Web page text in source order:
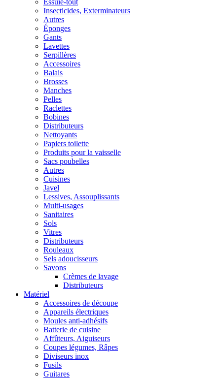
Essuie-tout
Insecticides, Exterminateurs
Autres
Éponges
Gants
Lavettes
Serpillères
Accessoires
Balais
Brosses
Manches
Pelles
Raclettes
Bobines
Distributeurs
Nettoyants
Papiers toilette
Produits pour la vaisselle
Sacs poubelles
Autres
Cuisines
Javel
Lessives, Assouplissants
Multi-usages
Sanitaires
Sols
Vitres
Distributeurs
Rouleaux
Sels adoucisseurs
Savons
Crèmes de lavage
Distributeurs
Matériel
Accessoires de découpe
Appareils électriques
Moules anti-adhésifs
Batterie de cuisine
Affûteurs, Aiguiseurs
Coupes légumes, Râpes
Diviseurs inox
Fusils
Guitares